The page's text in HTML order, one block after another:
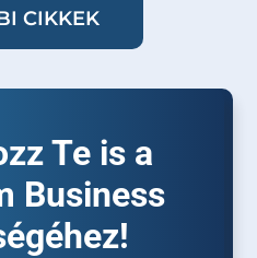
CIKKEK
Te is a
Business